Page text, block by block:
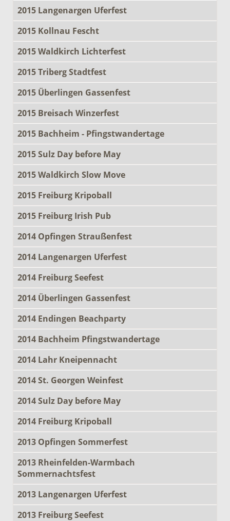
2015 Langenargen Uferfest
2015 Kollnau Fescht
2015 Waldkirch Lichterfest
2015 Triberg Stadtfest
2015 Überlingen Gassenfest
2015 Breisach Winzerfest
2015 Bachheim - Pfingstwandertage
2015 Sulz Day before May
2015 Waldkirch Slow Move
2015 Freiburg Kripoball
2015 Freiburg Irish Pub
2014 Opfingen Straußenfest
2014 Langenargen Uferfest
2014 Freiburg Seefest
2014 Überlingen Gassenfest
2014 Endingen Beachparty
2014 Bachheim Pfingstwandertage
2014 Lahr Kneipennacht
2014 St. Georgen Weinfest
2014 Sulz Day before May
2014 Freiburg Kripoball
2013 Opfingen Sommerfest
2013 Rheinfelden-Warmbach
Sommernachtsfest
2013 Langenargen Uferfest
2013 Freiburg Seefest